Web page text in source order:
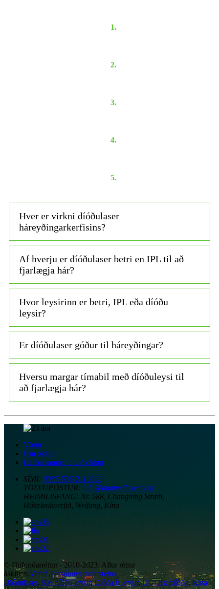
1.
2.
3.
4.
5.
Hver er virkni díóðulaser
háreyðingarkerfisins?
Af hverju er díóðulaser betri en IPL til að
fjarlægja hár?
Hvor leysirinn er betri, IPL eða díóðu
leysir?
Er díóðulaser góður til háreyðingar?
Hversu margar tímabil með díóðuleysi til
að fjarlægja hár?
Vörur
Um okkur
Hafðu samband við okkur
SÍMI: 0086-536-2110008
TÖLVUPÓSTUR: info@huameilaser.com
HEIMILISFANG: Nr. 588, Changning Stræti,
Hátæknihverfið, Weifang, Kína
© Höfundarréttur - 2010-2023: Allur réttur
áskilinn.Veftré,Persónuverndarstefna
Díóðulaser, 808 díóðu leysir,Díóða ís leysir,Dl,Laserdíóða,Kína